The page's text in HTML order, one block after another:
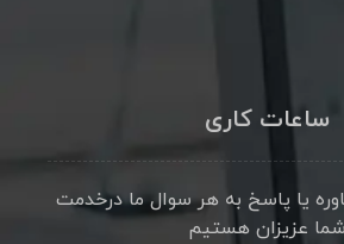
ساعات کاری
یا پاسخ به هر سوال ما درخدمت
شما عزیزان هستیم